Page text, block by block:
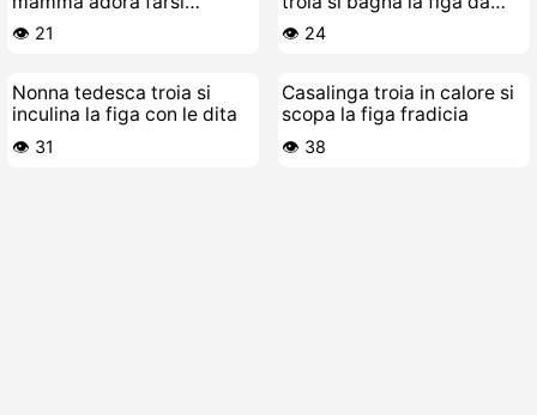
scopare duro e a lungo
👁️ 21
sola
👁️ 24
Nonna tedesca troia si
inculina la figa con le dita
👁️ 31
Casalinga troia in calore si
scopa la figa fradicia
👁️ 38